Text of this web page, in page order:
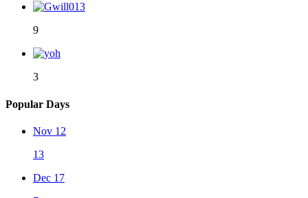
9
3
Popular Days
Nov 12
13
Dec 17